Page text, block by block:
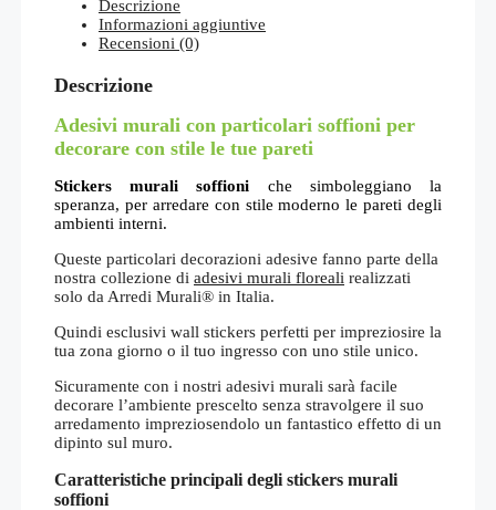
Descrizione
Informazioni aggiuntive
Recensioni (0)
Descrizione
Adesivi murali con particolari soffioni per
decorare con stile le tue pareti
Stickers murali soffioni che simboleggiano la
speranza, per arredare con stile moderno le pareti degli
ambienti interni.
Queste particolari decorazioni adesive fanno parte della
nostra collezione di adesivi murali floreali realizzati
solo da Arredi Murali® in Italia.
Quindi esclusivi wall stickers perfetti per impreziosire la
tua zona giorno o il tuo ingresso con uno stile unico.
Sicuramente con i nostri adesivi murali sarà facile
decorare l’ambiente prescelto senza stravolgere il suo
arredamento impreziosendolo un fantastico effetto di un
dipinto sul muro.
Caratteristiche principali degli stickers murali
soffioni